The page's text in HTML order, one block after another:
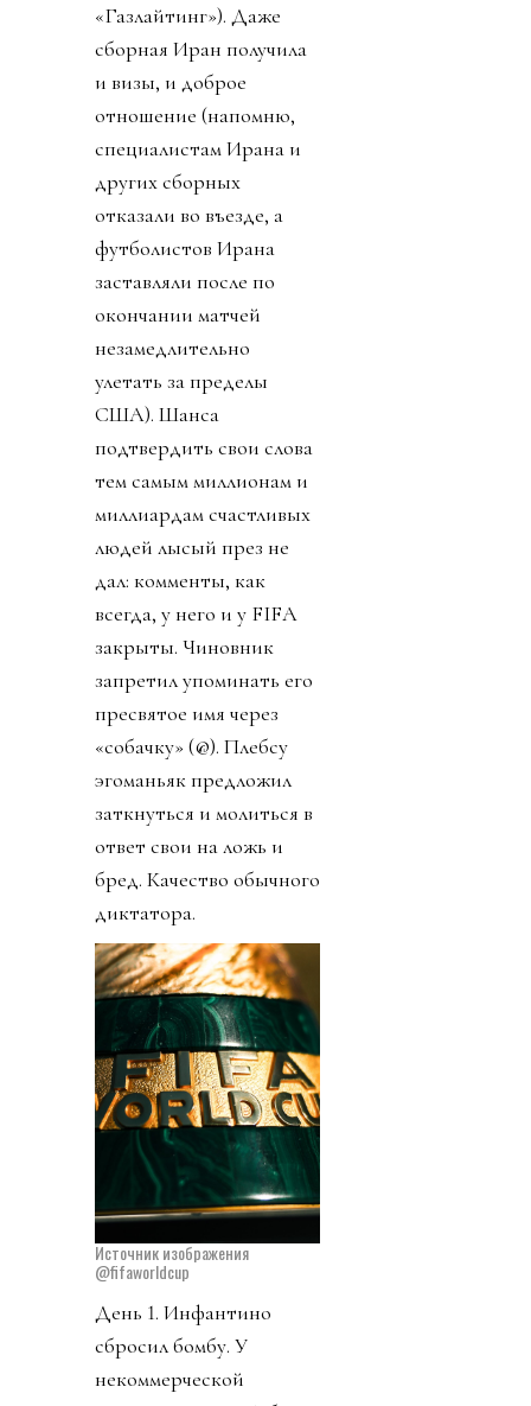
«Газлайтинг»). Даже
сборная Иран получила
и визы, и доброе
отношение (напомню,
специалистам Ирана и
других сборных
отказали во въезде, а
футболистов Ирана
заставляли после по
окончании матчей
незамедлительно
улетать за пределы
США). Шанса
подтвердить свои слова
тем самым миллионам и
миллиардам счастливых
людей лысый през не
дал: комменты, как
всегда, у него и у FIFA
закрыты. Чиновник
запретил упоминать его
пресвятое имя через
«собачку» (@). Плебсу
эгоманьяк предложил
заткнуться и молиться в
ответ свои на ложь и
бред. Качество обычного
диктатора.
Источник изображения
@fifaworldcup
День 1. Инфантино
сбросил бомбу. У
некоммерческой